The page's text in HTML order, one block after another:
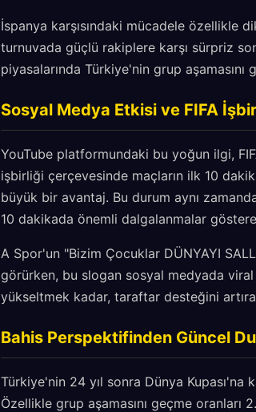
İspanya karşısındaki mücadele özellikle
turnuvada güçlü rakiplere karşı sürpriz
piyasalarında Türkiye'nin grup
Sosyal Medya Etkisi ve FIFA
YouTube platformundaki bu yoğun ilgi,
işbirliği çerçevesinde maçların ilk 10
büyük bir avantaj. Bu durum aynı
10 dakikada önemli dalgalanmalar
A Spor'un "Bizim Çocuklar DÜNYAYI
görürken, bu slogan sosyal medyada
yükseltmek kadar, taraftar desteğini
Bahis Perspektifinden Güncel
Türkiye'nin 24 yıl sonra Dünya Kupası'na
Özellikle grup aşamasını geçme